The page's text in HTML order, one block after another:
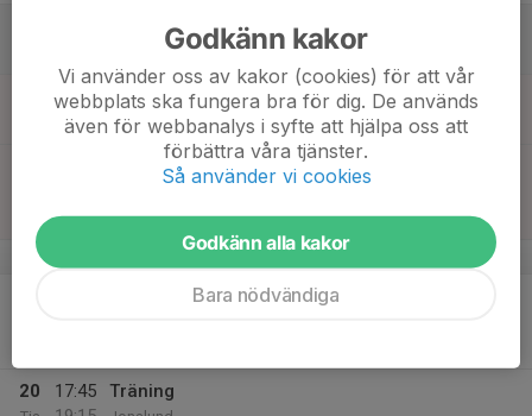
16:00
17:30
Träning
Lunnehov
Match mot Wargöns IK
Lunnehov 1
v.21
Match mot Vara SK
20
17:45
Träning
Godkänn kakor
Vi använder oss av kakor (cookies) för att vår
webbplats ska fungera bra för dig. De används
även för webbanalys i syfte att hjälpa oss att
förbättra våra tjänster.
Så använder vi cookies
Godkänn alla kakor
Bara nödvändiga